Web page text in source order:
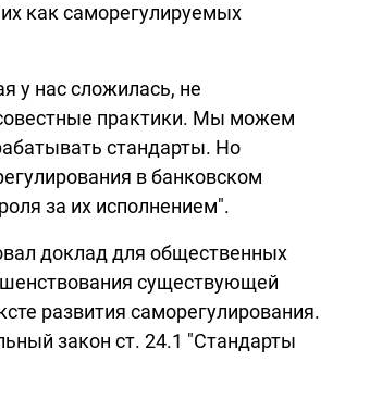
как саморегулируемых
у нас сложилась, не
практики. Мы можем
стандарты. Но
в банковском
за их исполнением".
доклад для общественных
существующей
развития саморегулирования.
закон ст. 24.1 "Стандарты